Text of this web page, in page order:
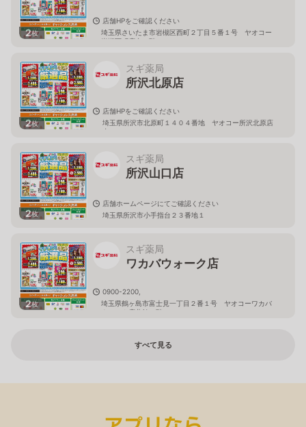
2枚
店舗HPをご確認ください
埼玉県さいたま市岩槻区西町２丁目５番１号 ヤオコー
岩槻西町店内１階
2枚
スギ薬局
所沢北原店
店舗HPをご確認ください
埼玉県所沢市北原町１４０４番地 ヤオコー所沢北原店
内
2枚
スギ薬局
所沢山口店
店舗ホームページにてご確認ください
埼玉県所沢市小手指台２３番地１
2枚
スギ薬局
ワカバウォーク店
0900-2200,
埼玉県鶴ヶ島市富士見一丁目２番１号 ヤオコーワカバ
ウォーク店北館１階
すべて見る